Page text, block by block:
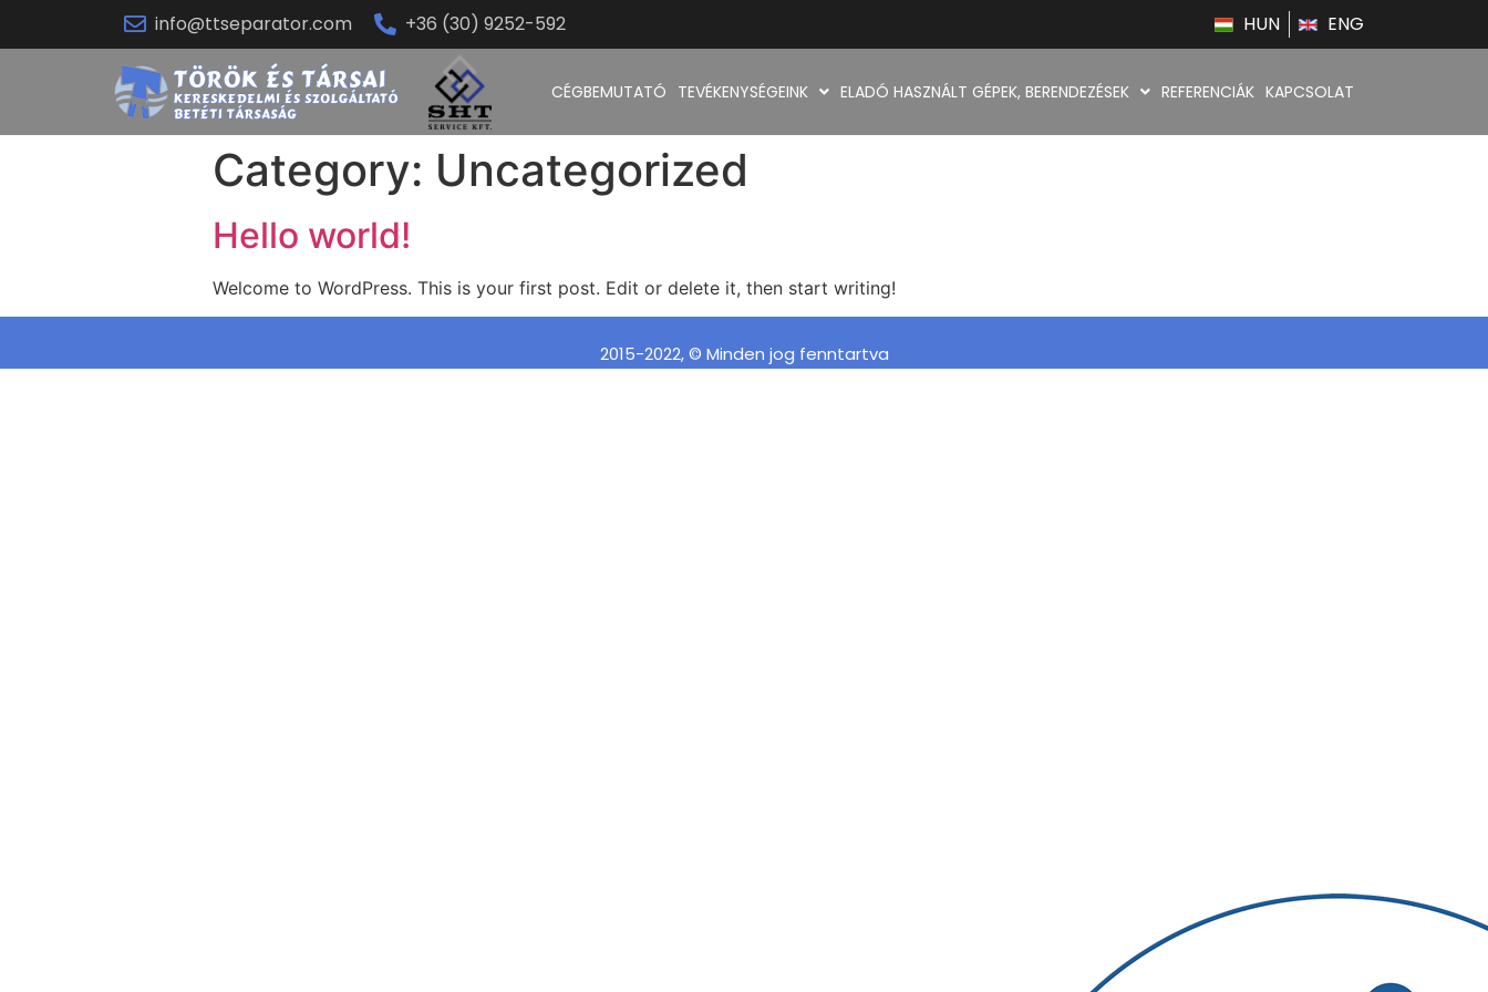
info@ttseparator.com +36 (30) 9252-592 HUN ENG
CÉGBEMUTATÓ TEVÉKENYSÉGEINK ELADÓ HASZNÁLT GÉPEK, BERENDEZÉSEK REFERENCIÁK KAPCSOLAT
Category: Uncategorized
Hello world!
Welcome to WordPress. This is your first post. Edit or delete it, then start writing!
2015-2022, © Minden jog fenntartva